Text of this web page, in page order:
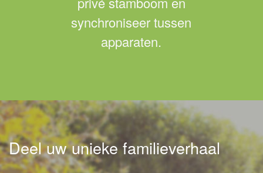
synchroniseer tussen
apparaten.
Deel uw unieke familieverhaal